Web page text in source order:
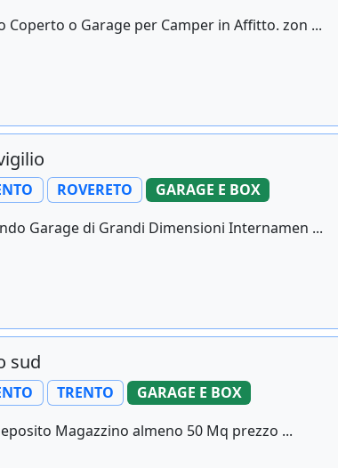
Coperto o Garage per Camper in Affitto. zon ...
ROVERETO
GARAGE E BOX
Garage di Grandi Dimensioni Internamen ...
sud
TRENTO
GARAGE E BOX
Magazzino almeno 50 Mq prezzo ...